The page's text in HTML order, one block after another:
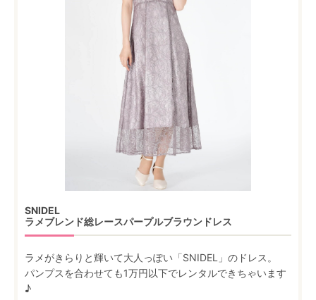
SNIDEL
ラメブレンド総レースパープルブラウンドレス
ラメがきらりと輝いて大人っぽい「SNIDEL」のドレス。
パンプスを合わせても1万円以下でレンタルできちゃいます
♪